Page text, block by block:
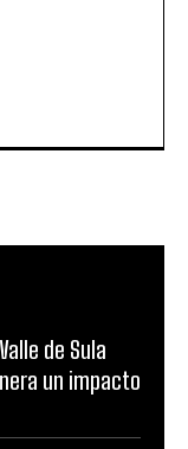
de Sula
un impacto